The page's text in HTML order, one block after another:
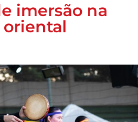
imersão na